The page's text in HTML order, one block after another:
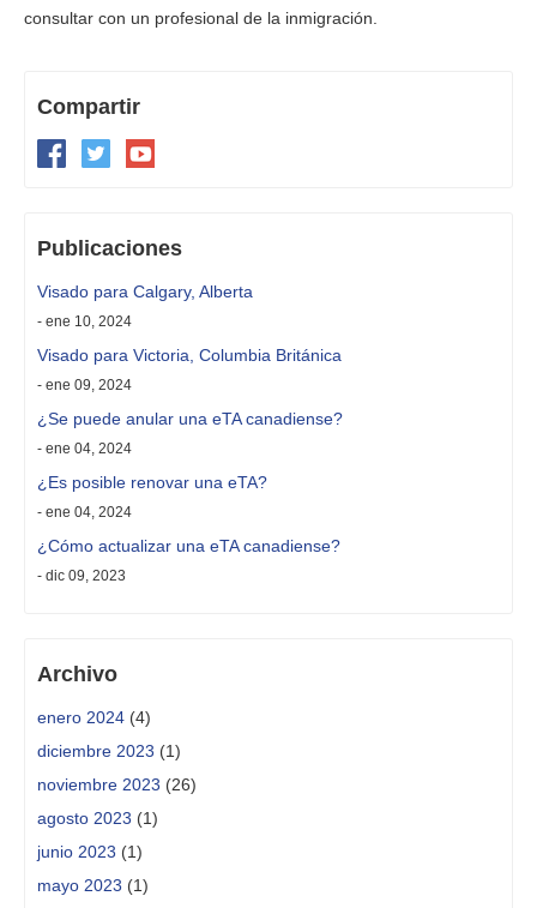
consultar con un profesional de la inmigración.
Compartir
Publicaciones
Visado para Calgary, Alberta
- ene 10, 2024
Visado para Victoria, Columbia Británica
- ene 09, 2024
¿Se puede anular una eTA canadiense?
- ene 04, 2024
¿Es posible renovar una eTA?
- ene 04, 2024
¿Cómo actualizar una eTA canadiense?
- dic 09, 2023
Archivo
enero 2024 (4)
diciembre 2023 (1)
noviembre 2023 (26)
agosto 2023 (1)
junio 2023 (1)
mayo 2023 (1)